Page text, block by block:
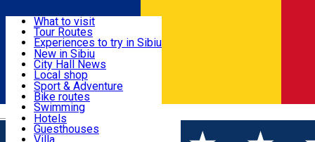
Română
Useful info
Activities & Adventure
Accommodation
Food, Drinks & Nightlife
What to visit
Tour Routes
Experiences to try in Sibiu
Podcast
Culture
Museums
Churches
Parks, Zoo
County of Sibiu
New in Sibiu
City Hall News
Local shop
Sibiu artisans
Sibiul Verde
Public services
Education
How do I get to Sibiu
Tourist Info
Sport & Adventure
Bike routes
Swimming
Riding
Indoor activities
Loc de joacă indoor
Hotels
Guesthouses